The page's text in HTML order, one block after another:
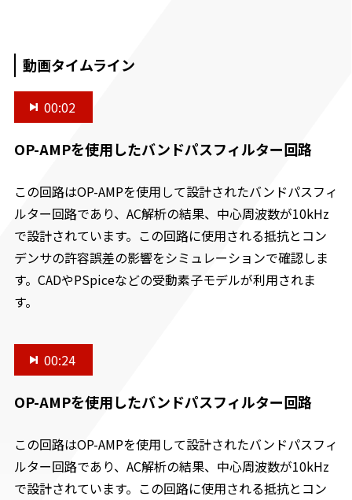
動画タイムライン
00:02
OP-AMPを使用したバンドパスフィルター回路
この回路はOP-AMPを使用して設計されたバンドパスフィ
ルター回路であり、AC解析の結果、中心周波数が10kHz
で設計されています。この回路に使用される抵抗とコン
デンサの許容誤差の影響をシミュレーションで確認しま
す。CADやPSpiceなどの受動素子モデルが利用されま
す。
00:24
OP-AMPを使用したバンドパスフィルター回路
この回路はOP-AMPを使用して設計されたバンドパスフィ
ルター回路であり、AC解析の結果、中心周波数が10kHz
で設計されています。この回路に使用される抵抗とコン